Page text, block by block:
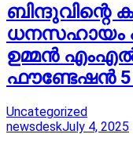
ധനസഹായം
ഉമ്മൻ
ഫൗണ്ടേഷൻ
Uncategorized
newsdeskJuly 4, 2025